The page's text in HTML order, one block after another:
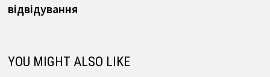
відвідування
YOU MIGHT ALSO LIKE